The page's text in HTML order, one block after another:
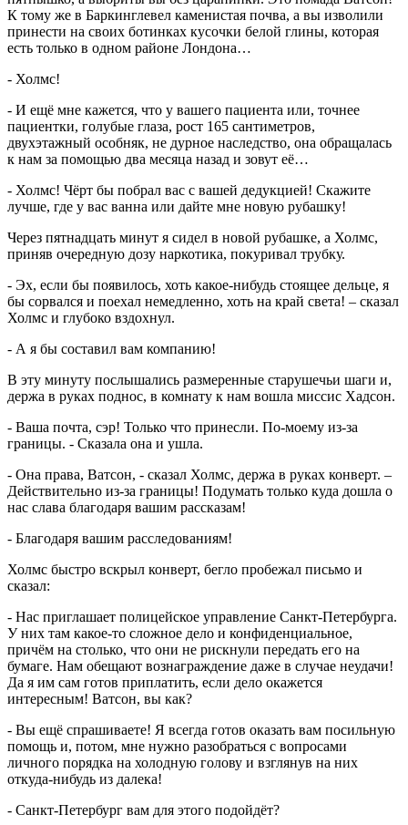
К тому же в Баркинглевел каменистая почва, а вы изволили
принести на своих ботинках кусочки белой глины, которая
есть только в одном районе Лондона…
- Холмс!
- И ещё мне кажется, что у вашего пациента или, точнее
пациентки, голубые глаза, рост 165 сантиметров,
двухэтажный особняк, не дурное наследство, она обращалась
к нам за помощью два месяца назад и зовут её…
- Холмс! Чёрт бы побрал вас с вашей дедукцией! Скажите
лучше, где у вас ванна или дайте мне новую рубашку!
Через пятнадцать минут я сидел в новой рубашке, а Холмс,
приняв очередную дозу наркотика, покуривал трубку.
- Эх, если бы появилось, хоть какое-нибудь стоящее дельце, я
бы сорвался и поехал немедленно, хоть на край света! – сказал
Холмс и глубоко вздохнул.
- А я бы составил вам компанию!
В эту минуту послышались размеренные старушечьи шаги и,
держа в руках поднос, в комнату к нам вошла миссис Хадсон.
- Ваша почта, сэр! Только что принесли. По-моему из-за
границы. - Сказала она и ушла.
- Она права, Ватсон, - сказал Холмс, держа в руках конверт. –
Действительно из-за границы! Подумать только куда дошла о
нас слава благодаря вашим рассказам!
- Благодаря вашим расследованиям!
Холмс быстро вскрыл конверт, бегло пробежал письмо и
сказал:
- Нас приглашает полицейское управление Санкт-Петербурга.
У них там какое-то сложное дело и конфиденциальное,
причём на столько, что они не рискнули передать его на
бумаге. Нам обещают вознаграждение даже в случае неудачи!
Да я им сам готов приплатить, если дело окажется
интересным! Ватсон, вы как?
- Вы ещё спрашиваете! Я всегда готов оказать вам посильную
помощь и, потом, мне нужно разобраться с вопросами
личного порядка на холодную голову и взглянув на них
откуда-нибудь из далека!
- Санкт-Петербург вам для этого подойдёт?